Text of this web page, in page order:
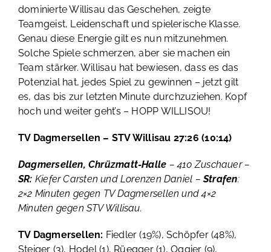
dominierte Willisau das Geschehen, zeigte
Teamgeist, Leidenschaft und spielerische Klasse.
Genau diese Energie gilt es nun mitzunehmen.
Solche Spiele schmerzen, aber sie machen ein
Team stärker. Willisau hat bewiesen, dass es das
Potenzial hat, jedes Spiel zu gewinnen – jetzt gilt
es, das bis zur letzten Minute durchzuziehen. Kopf
hoch und weiter geht’s – HOPP WILLISOU!
TV Dagmersellen – STV Willisau 27:26 (10:14)
Dagmersellen, Chrüzmatt-Halle – 410 Zuschauer –
SR: Kiefer Carsten und Lorenzen Daniel –Strafen:
2×2 Minuten gegen TV Dagmersellen und 4×2
Minuten gegen STV Willisau.
TV Dagmersellen: Fiedler (19%), Schöpfer (48%),
Steiger (3), Hodel (1), Rüegger (1), Oggier (9),